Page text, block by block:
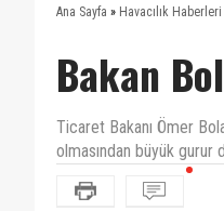
Ana Sayfa » Havacılık Haberleri
Bakan
Ticaret Bakanı Ömer
olmasından büyük gurur